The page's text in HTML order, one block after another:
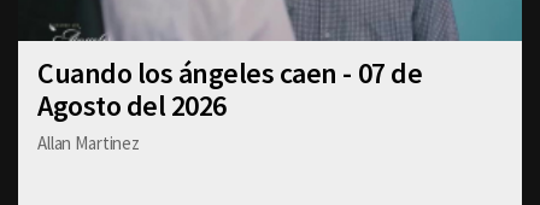
Cuando los ángeles caen - 07 de
Agosto del 2026
Allan Martinez